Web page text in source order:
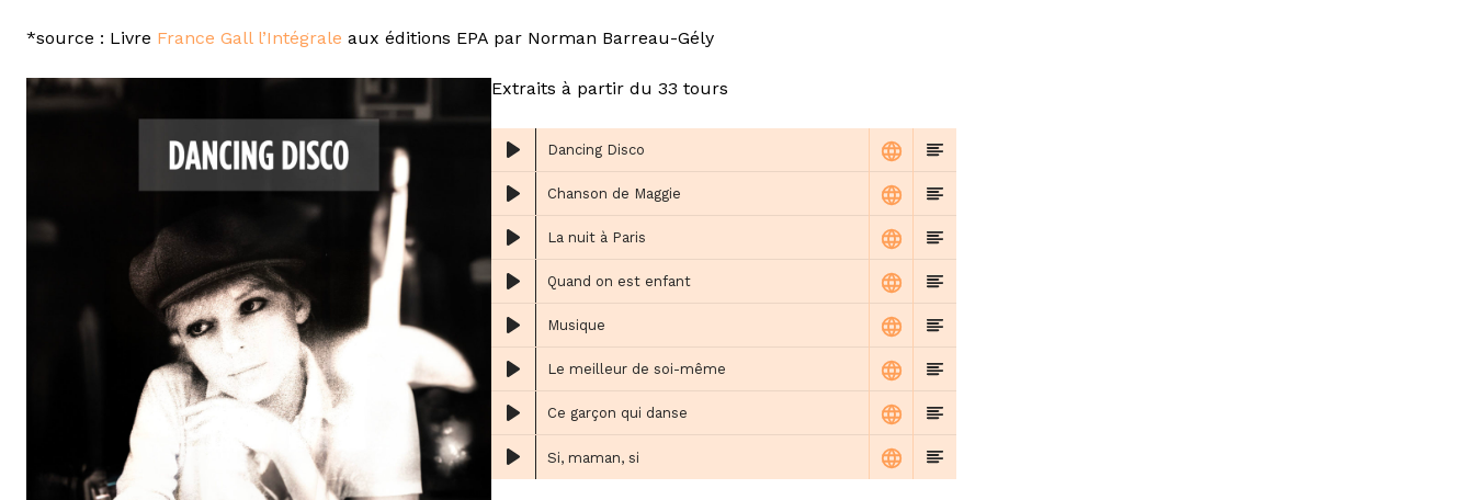
*source : Livre France Gall l’Intégrale aux éditions EPA par Norman Barreau-Gély
Extraits à partir du 33 tours
Dancing Disco
Chanson de Maggie
La nuit à Paris
Quand on est enfant
Musique
Le meilleur de soi-même
Ce garçon qui danse
Si, maman, si